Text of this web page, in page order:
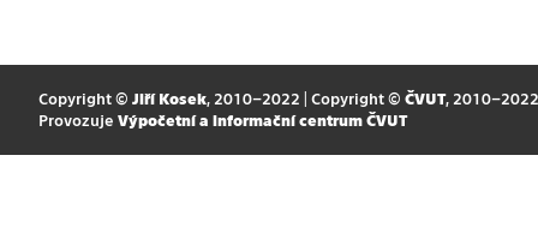
Copyright © Jiří Kosek, 2010–2022 | Copyright © ČVUT, 2010–2022
Provozuje Výpočetní a informační centrum ČVUT